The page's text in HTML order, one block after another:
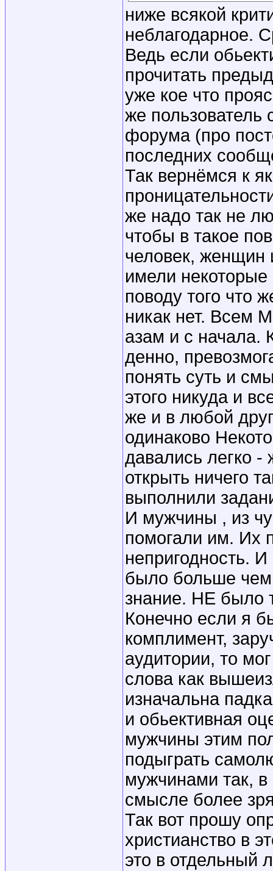
ниже всякой
неблагодарное.
Ведь если
прочитать
уже кое что
же пользователь
форума (про
последних
Так вернёмся к
же надо так не
чтобы в такое
человек, женщин
имели некоторые
поводу того что
никак нет. Всем
азам и с начала.
денно,
понять суть и
этого никуда и
же и в любой
одинаково
давались легко
открыть ничего
выполнили
И мужчины , из
помогали им. Их
непригодность.
было больше чем
знание. НЕ было
Конечно если я
комплимент,
аудитории, то
слова как
изначальна
и обьективная
мужчины этим
подыграть
мужчинами так,
смысле более
Так вот прошу
христианство в
это в отдельный